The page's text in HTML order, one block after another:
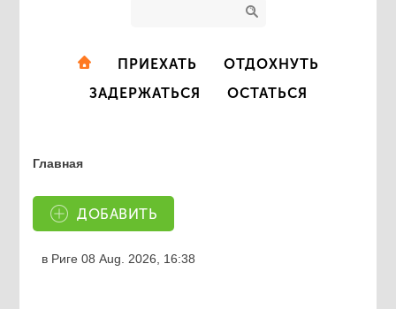
ПРИЕХАТЬ
ОТДОХНУТЬ
ЗАДЕРЖАТЬСЯ
ОСТАТЬСЯ
Главная
ДОБАВИТЬ
в Риге08 Aug. 2026, 16:38